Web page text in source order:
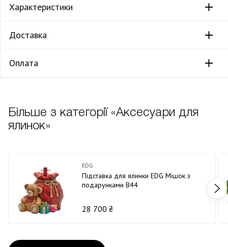
Характеристики
Доставка
Оплата
Більше з категорії «Аксесуари для
ялинок»
EDG
Підставка для ялинки EDG Мішок з
подарунками В44
28 700 ₴